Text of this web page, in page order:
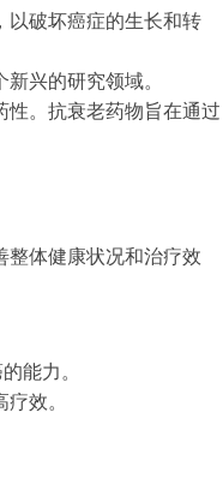
以破坏癌症的生长和转
兴的研究领域。
。抗衰老药物旨在通过
体健康状况和治疗效
能力。
效。